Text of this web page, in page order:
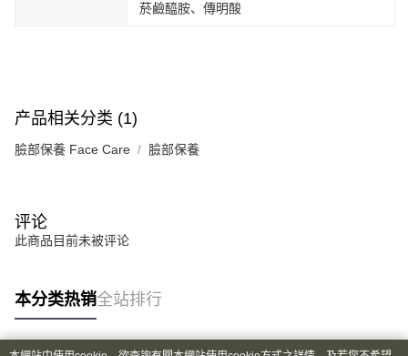
菸鹼醯胺、傳明酸
产品相关分类 (1)
臉部保養 Face Care 臉部保養
评论
此商品目前未被评论
本分类热销全站排行